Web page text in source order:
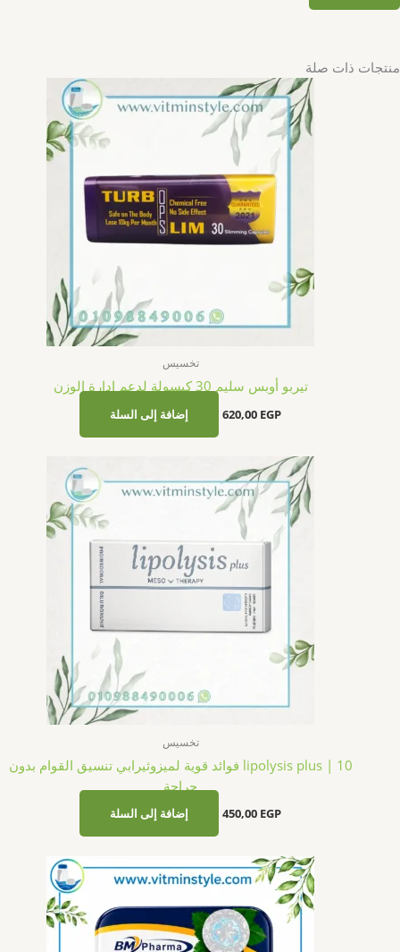
منتجات ذات صلة
تخسيس
تيربو أوبس سليم 30 كبسولة لدعم إدارة الوزن
620,00 EGP إضافة إلى السلة
تخسيس
lipolysis plus | 10 فوائد قوية لميزوثيرابي تنسيق القوام بدون
جراحة
450,00 EGP إضافة إلى السلة